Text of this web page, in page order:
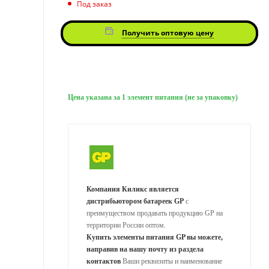
Под заказ
Получить оптовую цену
Цена указана за 1 элемент питания (не за упаковку)
Компания Киликс является
дистрибьютором батареек GP с
преимуществом продавать продукцию GP на
территории России оптом.
Купить элементы питания GP вы можете,
направив на нашу почту из раздела
контактов Ваши реквизиты и наименование